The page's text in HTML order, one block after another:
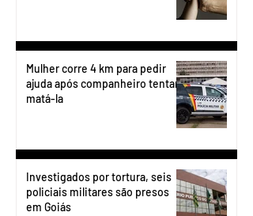
Mulher corre 4 km para pedir
ajuda após companheiro tentar
matá-la
Investigados por tortura, seis
policiais militares são presos
em Goiás